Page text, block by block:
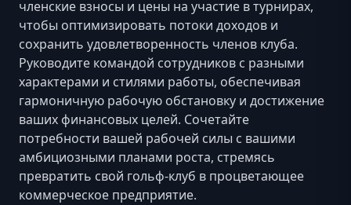
членские взносы и цены на участие в турнирах,
чтобы оптимизировать потоки доходов и
сохранить удовлетворенность членов клуба.
Руководите командой сотрудников с разными
характерами и стилями работы, обеспечивая
гармоничную рабочую обстановку и достижение
ваших финансовых целей. Сочетайте
потребности вашей рабочей силы с вашими
амбициозными планами роста, стремясь
превратить свой гольф-клуб в процветающее
коммерческое предприятие.